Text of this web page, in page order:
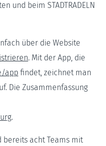
und beim STADTRADELN
über die Website
. Mit der App, die
app findet, zeichnet man
Die Zusammenfassung
.
bereits acht Teams mit